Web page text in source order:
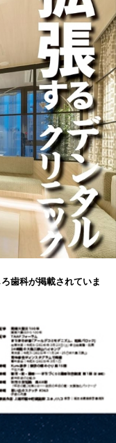
歯科が掲載されていま